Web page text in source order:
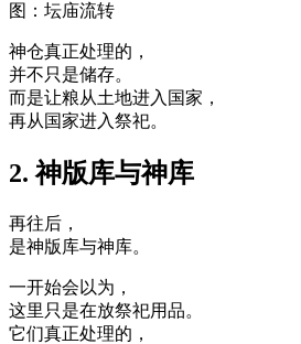
图：坛庙流转
神仓真正处理的，
并不只是储存。
而是让粮从土地进入国家，
再从国家进入祭祀。
2. 神版库与神库
再往后，
是神版库与神库。
一开始会以为，
这里只是在放祭祀用品。
它们真正处理的，